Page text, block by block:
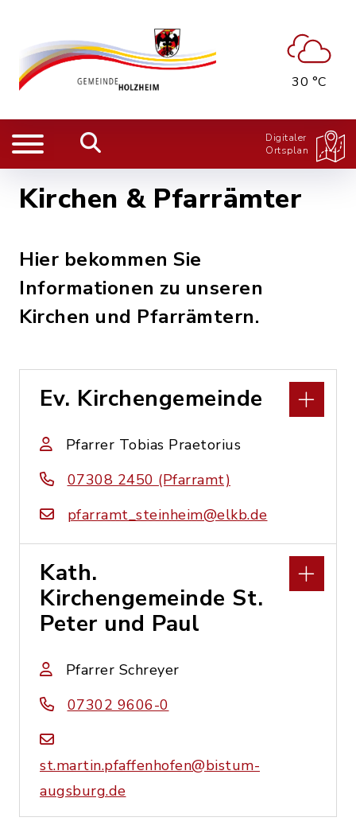
30 °C
Digitaler
Ortsplan
Kirchen & Pfarrämter
Hier bekommen Sie
Informationen zu unseren
Kirchen und Pfarrämtern.
Ev. Kirchengemeinde
Pfarrer Tobias Praetorius
07308 2450 (Pfarramt)
pfarramt_steinheim@elkb.de
Kath.
Kirchengemeinde St.
Peter und Paul
Pfarrer Schreyer
07302 9606-0
st.martin.pfaffenhofen@bistum-
augsburg.de